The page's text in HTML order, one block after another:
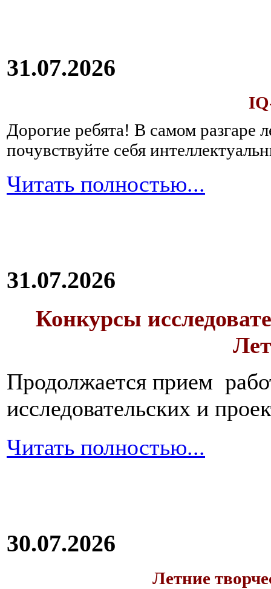
31.07.2026
Дорогие ребята! В самом разгаре
почувствуйте себя
Читать полностью...
31.07.2026
Конкурсы
Продолжается прием
исследовательских и
Читать полностью...
30.07.2026
Летние